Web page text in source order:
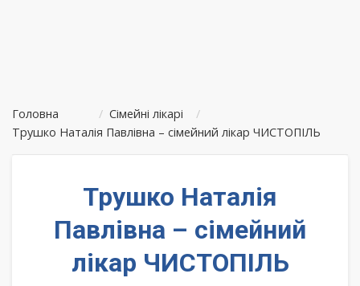
Головна / Сімейні лікарі
/
Трушко Наталія Павлівна – сімейний лікар ЧИСТОПІЛЬ
Трушко Наталія
Павлівна – сімейний
лікар ЧИСТОПІЛЬ